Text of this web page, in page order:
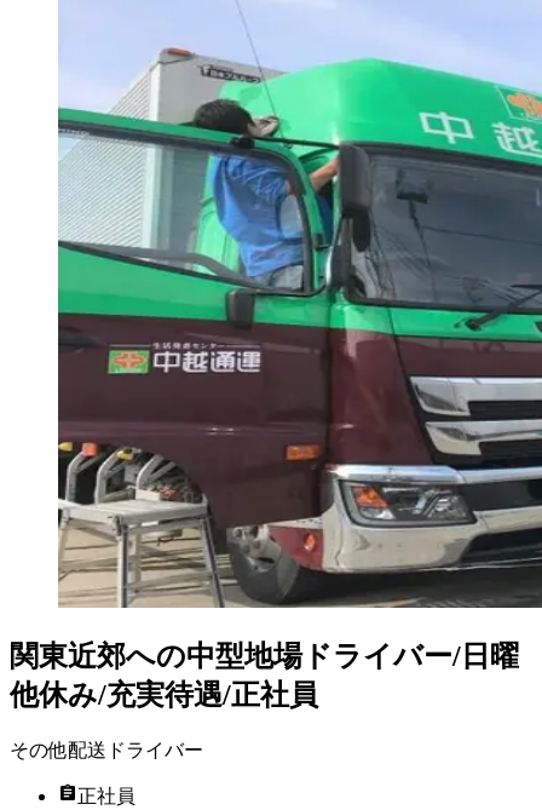
関東近郊への中型地場ドライバー/日曜
他休み/充実待遇/正社員
その他配送ドライバー
正社員